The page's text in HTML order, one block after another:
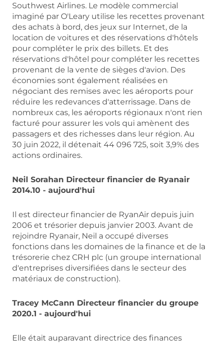
Southwest Airlines. Le modèle commercial
imaginé par O'Leary utilise les recettes provenant
des achats à bord, des jeux sur Internet, de la
location de voitures et des réservations d'hôtels
pour compléter le prix des billets. Et des
réservations d'hôtel pour compléter les recettes
provenant de la vente de sièges d'avion. Des
économies sont également réalisées en
négociant des remises avec les aéroports pour
réduire les redevances d'atterrissage. Dans de
nombreux cas, les aéroports régionaux n'ont rien
facturé pour assurer les vols qui amènent des
passagers et des richesses dans leur région. Au
30 juin 2022, il détenait 44 096 725, soit 3,9% des
actions ordinaires.
Neil Sorahan Directeur financier de Ryanair
2014.10 - aujourd'hui
Il est directeur financier de RyanAir depuis juin
2006 et trésorier depuis janvier 2003. Avant de
rejoindre Ryanair, Neil a occupé diverses
fonctions dans les domaines de la finance et de la
trésorerie chez CRH plc (un groupe international
d'entreprises diversifiées dans le secteur des
matériaux de construction).
Tracey McCann Directeur financier du groupe
2020.1 - aujourd'hui
Elle était auparavant directrice des finances